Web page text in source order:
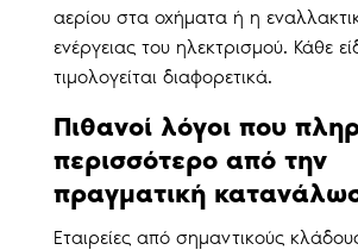
αερίου στα οχήματα ή η
ενέργειας του ηλεκτρισμού. Κάθε
τιμολογείται διαφορετικά.
Πιθανοί λόγοι που
περισσότερο από την
πραγματική
Εταιρείες από σημαντικούς